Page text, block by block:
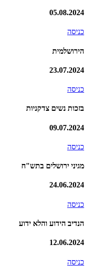
05.08.2024
כניסה
הירושלמית
23.07.2024
כניסה
בזכות נשים צדקניות
09.07.2024
כניסה
מגיני ירושלים בתש"ח
24.06.2024
כניסה
הנדיב הידוע והלא ידוע
12.06.2024
כניסה